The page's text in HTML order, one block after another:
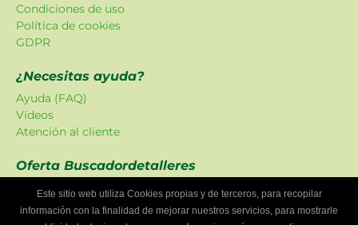
Condiciones de uso
Política de cookies
GDPR
¿Necesitas ayuda?
Ayuda (FAQ)
Vídeos
Atención al cliente
Oferta Buscadordetalleres
Las promociones han sido creadas en exclusiva para
nuestra plataforma.
Este sitio web utiliza Cookies propias y de terceros, para recopilar
información con la finalidad de mejorar nuestros servicios, para mostrarle